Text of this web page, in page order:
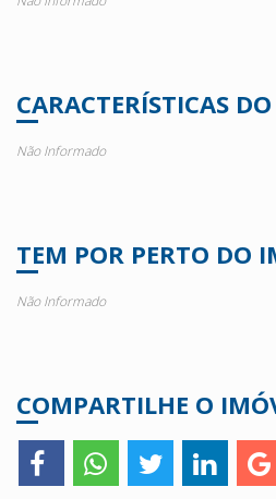
CARACTERÍSTICAS
Não Informado
TEM POR PERTO DO
Não Informado
COMPARTILHE O